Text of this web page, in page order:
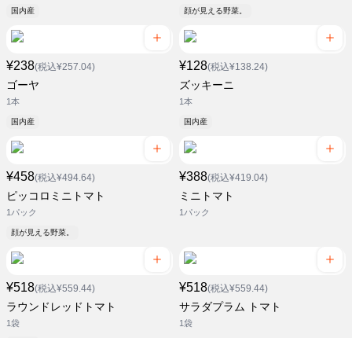
国内産 顔が見える野菜。
¥238(税込¥257.04)
ゴーヤ
1本
国内産
¥128(税込¥138.24)
ズッキーニ
1本
国内産
¥458(税込¥494.64)
ピッコロミニトマト
1パック
顔が見える野菜。
¥388(税込¥419.04)
ミニトマト
1パック
¥518(税込¥559.44)
ラウンドレッドトマト
1袋
¥518(税込¥559.44)
サラダプラム トマト
1袋